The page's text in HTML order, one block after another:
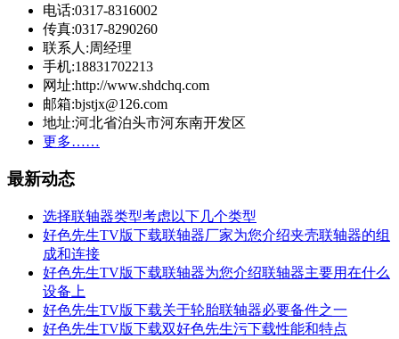
电话:0317-8316002
传真:0317-8290260
联系人:周经理
手机:18831702213
网址:http://www.shdchq.com
邮箱:bjstjx@126.com
地址:河北省泊头市河东南开发区
更多……
最新动态
选择联轴器类型考虑以下几个类型
好色先生TV版下载联轴器厂家为您介绍夹壳联轴器的组
成和连接
好色先生TV版下载联轴器为您介绍联轴器主要用在什么
设备上
好色先生TV版下载关于轮胎联轴器必要备件之一
好色先生TV版下载双好色先生污下载性能和特点